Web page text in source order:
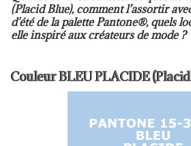
(Placid Blue), comment l’assortir
d'été de la palette Pantone®, quels
elle inspiré aux créateurs de mode ?
Couleur BLEU PLACIDE